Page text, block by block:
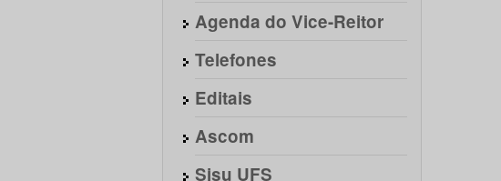
Agenda do Vice-Reitor
Telefones
Editais
Ascom
Sisu UFS